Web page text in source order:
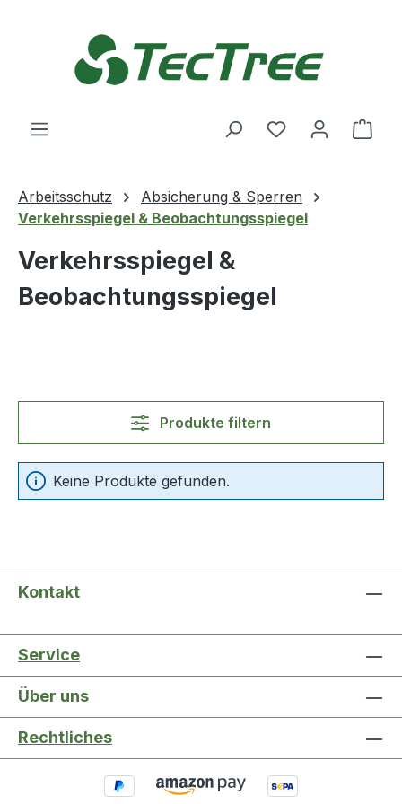
Du hast 0
Arbeitsschutz
Absicherung & Sperren
Verkehrsspiegel & Beobachtungsspiegel
Verkehrsspiegel &
Beobachtungsspiegel
Produkte filtern
Keine Produkte gefunden.
Kontakt
Service
Über uns
Rechtliches